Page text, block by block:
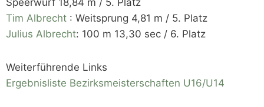
Tim Albrecht : Weitsprung 4,81 m / 5. Platz
Julius Albrecht: 100 m 13,30 sec / 6. Platz
Weiterführende Links
Ergebnisliste Bezirksmeisterschaften U16/U14